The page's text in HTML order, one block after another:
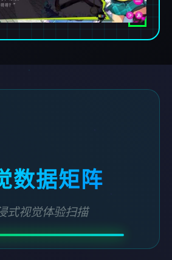
数据矩阵
式视觉体验扫描